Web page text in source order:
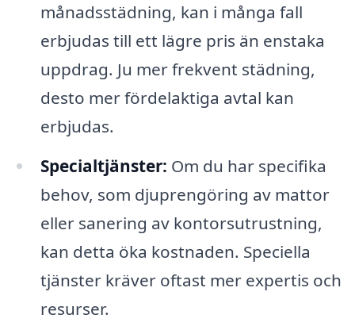
månadsstädning, kan i många fall
erbjudas till ett lägre pris än enstaka
uppdrag. Ju mer frekvent städning,
desto mer fördelaktiga avtal kan
erbjudas.
Specialtjänster: Om du har specifika
behov, som djuprengöring av mattor
eller sanering av kontorsutrustning,
kan detta öka kostnaden. Speciella
tjänster kräver oftast mer expertis och
resurser.